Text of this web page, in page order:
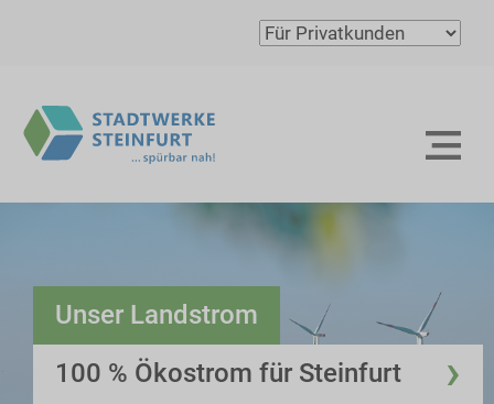
Unser Landstrom
100 % Ökostrom für Steinfurt
›